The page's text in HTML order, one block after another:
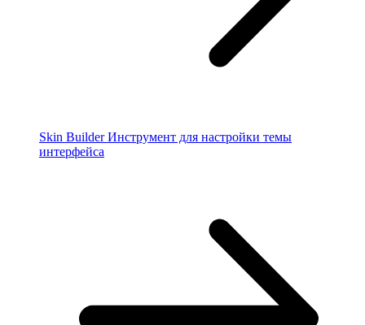
Skin Builder Инструмент для настройки темы
интерфейса